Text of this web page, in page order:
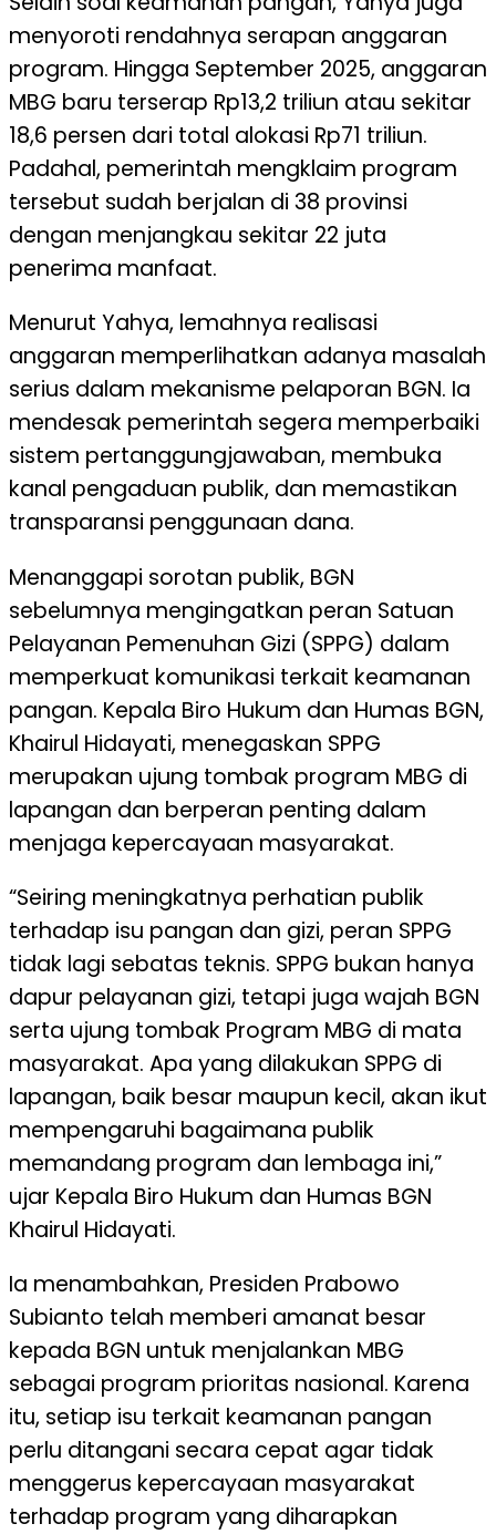
menyoroti rendahnya serapan anggaran
program. Hingga September 2025, anggaran
MBG baru terserap Rp13,2 triliun atau sekitar
18,6 persen dari total alokasi Rp71 triliun.
Padahal, pemerintah mengklaim program
tersebut sudah berjalan di 38 provinsi
dengan menjangkau sekitar 22 juta
penerima manfaat.
Menurut Yahya, lemahnya realisasi
anggaran memperlihatkan adanya masalah
serius dalam mekanisme pelaporan BGN. Ia
mendesak pemerintah segera memperbaiki
sistem pertanggungjawaban, membuka
kanal pengaduan publik, dan memastikan
transparansi penggunaan dana.
Menanggapi sorotan publik, BGN
sebelumnya mengingatkan peran Satuan
Pelayanan Pemenuhan Gizi (SPPG) dalam
memperkuat komunikasi terkait keamanan
pangan. Kepala Biro Hukum dan Humas BGN,
Khairul Hidayati, menegaskan SPPG
merupakan ujung tombak program MBG di
lapangan dan berperan penting dalam
menjaga kepercayaan masyarakat.
“Seiring meningkatnya perhatian publik
terhadap isu pangan dan gizi, peran SPPG
tidak lagi sebatas teknis. SPPG bukan hanya
dapur pelayanan gizi, tetapi juga wajah BGN
serta ujung tombak Program MBG di mata
masyarakat. Apa yang dilakukan SPPG di
lapangan, baik besar maupun kecil, akan ikut
mempengaruhi bagaimana publik
memandang program dan lembaga ini,”
ujar Kepala Biro Hukum dan Humas BGN
Khairul Hidayati.
Ia menambahkan, Presiden Prabowo
Subianto telah memberi amanat besar
kepada BGN untuk menjalankan MBG
sebagai program prioritas nasional. Karena
itu, setiap isu terkait keamanan pangan
perlu ditangani secara cepat agar tidak
menggerus kepercayaan masyarakat
terhadap program yang diharapkan